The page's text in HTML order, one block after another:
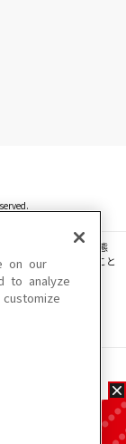
音声等を、手段や形態
ファイル化などすること
あります。
ります。
on our
to analyze